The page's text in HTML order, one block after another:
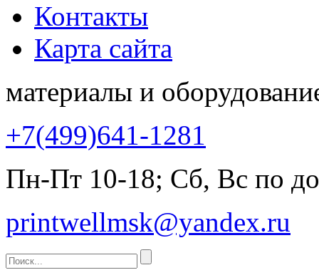
Контакты
Карта сайта
материалы и
+7(499)641-1281
Пн-Пт 10-18; Сб, Вс по
printwellmsk@yandex.ru